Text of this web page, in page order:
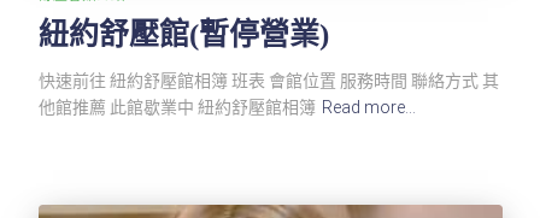
紐約舒壓館(暫停營業)
快速前往 紐約舒壓館相簿 班表 會館位置 服務時間 聯絡方式 其
他館推薦 此館歇業中 紐約舒壓館相簿 Read more…